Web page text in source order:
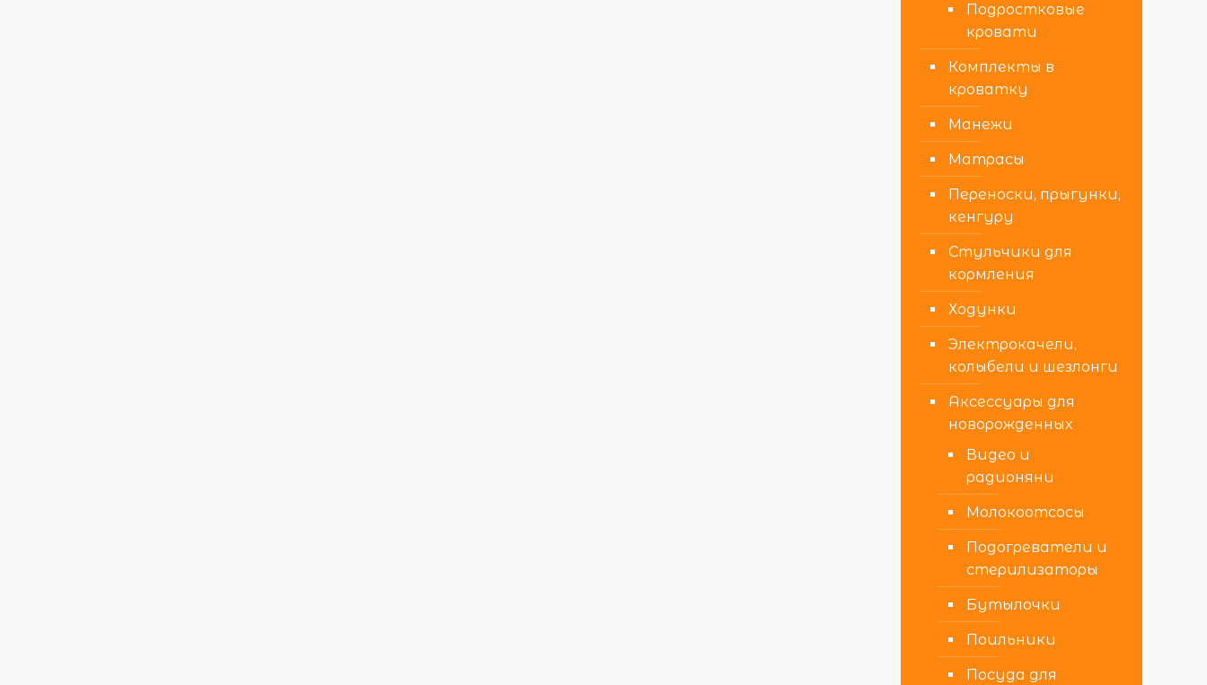
Подростковые
кровати
Комплекты в
кроватку
Манежи
Матрасы
Переноски, прыгунки,
кенгуру
Стульчики для
кормления
Ходунки
Электрокачели,
колыбели и шезлонги
Аксессуары для
новорожденных
Видео и
радионяни
Молокоотсосы
Подогреватели и
стерилизаторы
Бутылочки
Поильники
Посуда для